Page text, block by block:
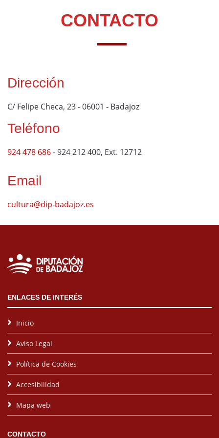
CONTACTO
Dirección
C/ Felipe Checa, 23 - 06001 - Badajoz
Teléfono
924 478 686- 924 212 400, Ext. 12712
Email
cultura@dip-badajoz.es
ENLACES DE INTERÉS
Inicio
Aviso Legal
Política de Cookies
Accesibilidad
Mapa web
CONTACTO